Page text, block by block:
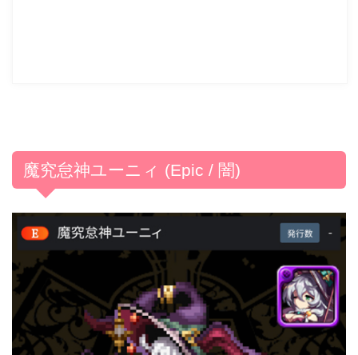
魔究怠神ユーニィ (Epic / 闇)